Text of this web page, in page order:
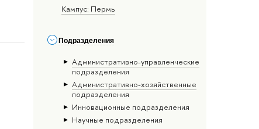
Кампус: Пермь
Подразделения
Административно-управленческие
подразделения
Административно-хозяйственные
подразделения
Инновационные подразделения
Научные подразделения